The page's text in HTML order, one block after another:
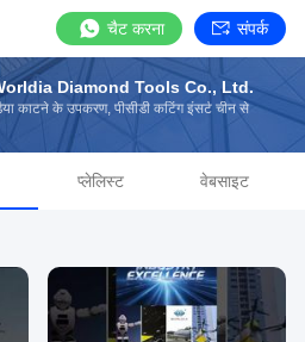
चैट करना संपर्क
Diamond Tools Co., Ltd.
काटने के उपकरण, पीसीडी कटिंग इंसर्ट चीन से
प्लेलिस्ट वेबसाइट